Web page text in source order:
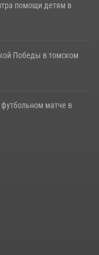
помощи детям в
Победы в томском
матче в